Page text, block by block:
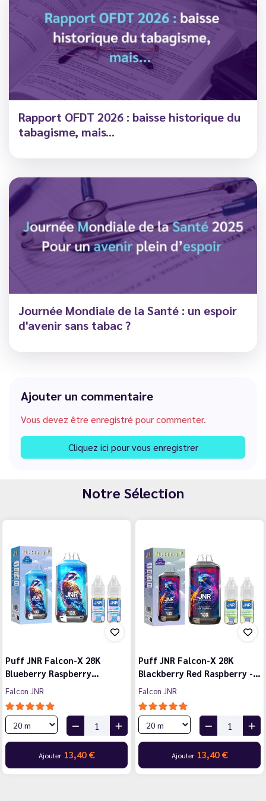
Rapport OFDT 2026 : baisse historique du
tabagisme, mais...
Journée Mondiale de la Santé : un espoir
d'avenir sans tabac ?
Ajouter un commentaire
Vous devez être enregistré pour commenter.
Cliquez ici pour vous enregistrer
Notre Sélection
Puff JNR Falcon-X 28K
Blueberry Raspberry…
Falcon JNR
Ajouter 13,40 €
Puff JNR Falcon-X 28K
Blackberry Red Raspberry -…
Falcon JNR
Ajouter 13,40 €